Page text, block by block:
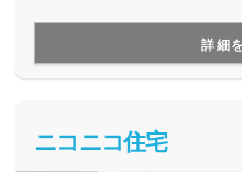
進めることが出来ます。さら
ビングは、融資サポートも
面をイチからご相談できる安
詳細
ニコニコ住宅